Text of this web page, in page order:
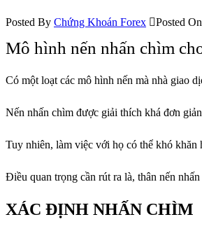
Posted By Chứng Khoán Forex Posted On
Mô hình nến nhấn chìm
Có một loạt các mô hình nến mà nhà giao
Nến nhấn chìm được giải thích khá đơn
Tuy nhiên, làm việc với họ có thể khó khăn
Điều quan trọng cần rút ra là, thân nến
XÁC ĐỊNH NHẤN CHÌM